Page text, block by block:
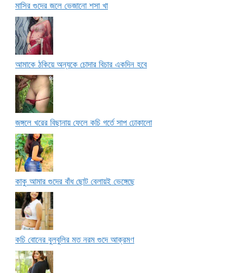
মাসির গুদের জলে ভেজানো শসা খা
আমাকে ঠকিয়ে অন্যকে চোদার বিচার একদিন হবে
জঙ্গলে খরের বিছানায় ফেলে কচি গর্তে সাপ ঢোকালো
কাকু আমার গুদের বাঁধ ছোট বেলায়ই ভেঙ্গেছে
কচি বোনের বুলবুলির মত নরম গুদে আক্রমণ